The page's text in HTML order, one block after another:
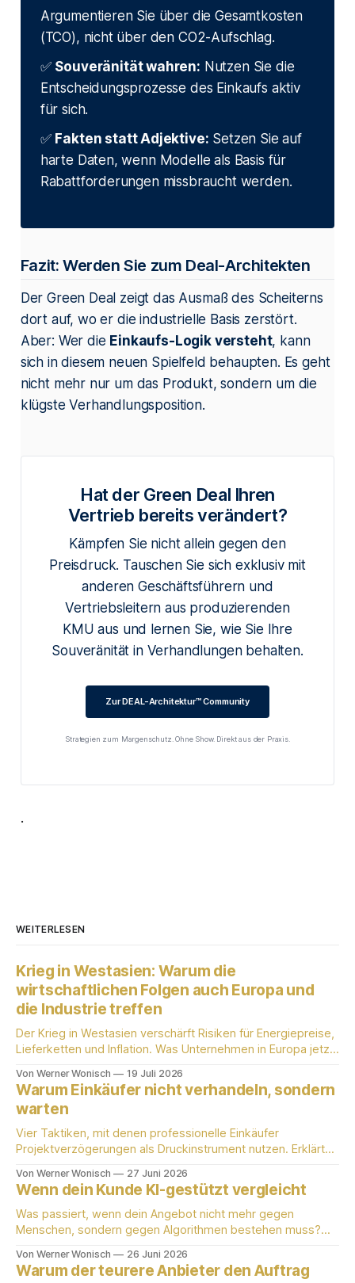
Argumentieren Sie über die Gesamtkosten
(TCO), nicht über den CO2-Aufschlag.
✅ Souveränität wahren: Nutzen Sie die
Entscheidungsprozesse des Einkaufs aktiv
für sich.
✅ Fakten statt Adjektive: Setzen Sie auf
harte Daten, wenn Modelle als Basis für
Rabattforderungen missbraucht werden.
Fazit: Werden Sie zum Deal-Architekten
Der Green Deal zeigt das Ausmaß des Scheiterns
dort auf, wo er die industrielle Basis zerstört.
Aber: Wer die Einkaufs-Logik versteht, kann
sich in diesem neuen Spielfeld behaupten. Es geht
nicht mehr nur um das Produkt, sondern um die
klügste Verhandlungsposition.
Hat der Green Deal Ihren
Vertrieb bereits verändert?
Kämpfen Sie nicht allein gegen den
Preisdruck. Tauschen Sie sich exklusiv mit
anderen Geschäftsführern und
Vertriebsleitern aus produzierenden
KMU aus und lernen Sie, wie Sie Ihre
Souveränität in Verhandlungen behalten.
Zur DEAL-Architektur™ Community
Strategien zum Margenschutz. Ohne Show. Direkt aus der Praxis.
.
WEITERLESEN
Krieg in Westasien: Warum die
wirtschaftlichen Folgen auch Europa und
die Industrie treffen
Der Krieg in Westasien verschärft Risiken für Energiepreise,
Lieferketten und Inflation. Was Unternehmen in Europa jetzt
Von Werner Wonisch 19 Juli 2026
Warum Einkäufer nicht verhandeln, sondern
warten
Vier Taktiken, mit denen professionelle Einkäufer
Projektverzögerungen als Druckinstrument nutzen. Erklärt
B2B-Erfahrung.
Von Werner Wonisch 27 Juni 2026
Wenn dein Kunde KI-gestützt vergleicht
Was passiert, wenn dein Angebot nicht mehr gegen
Menschen, sondern gegen Algorithmen bestehen muss?
produzierende KMU.
Von Werner Wonisch 26 Juni 2026
Warum der teurere Anbieter den Auftrag